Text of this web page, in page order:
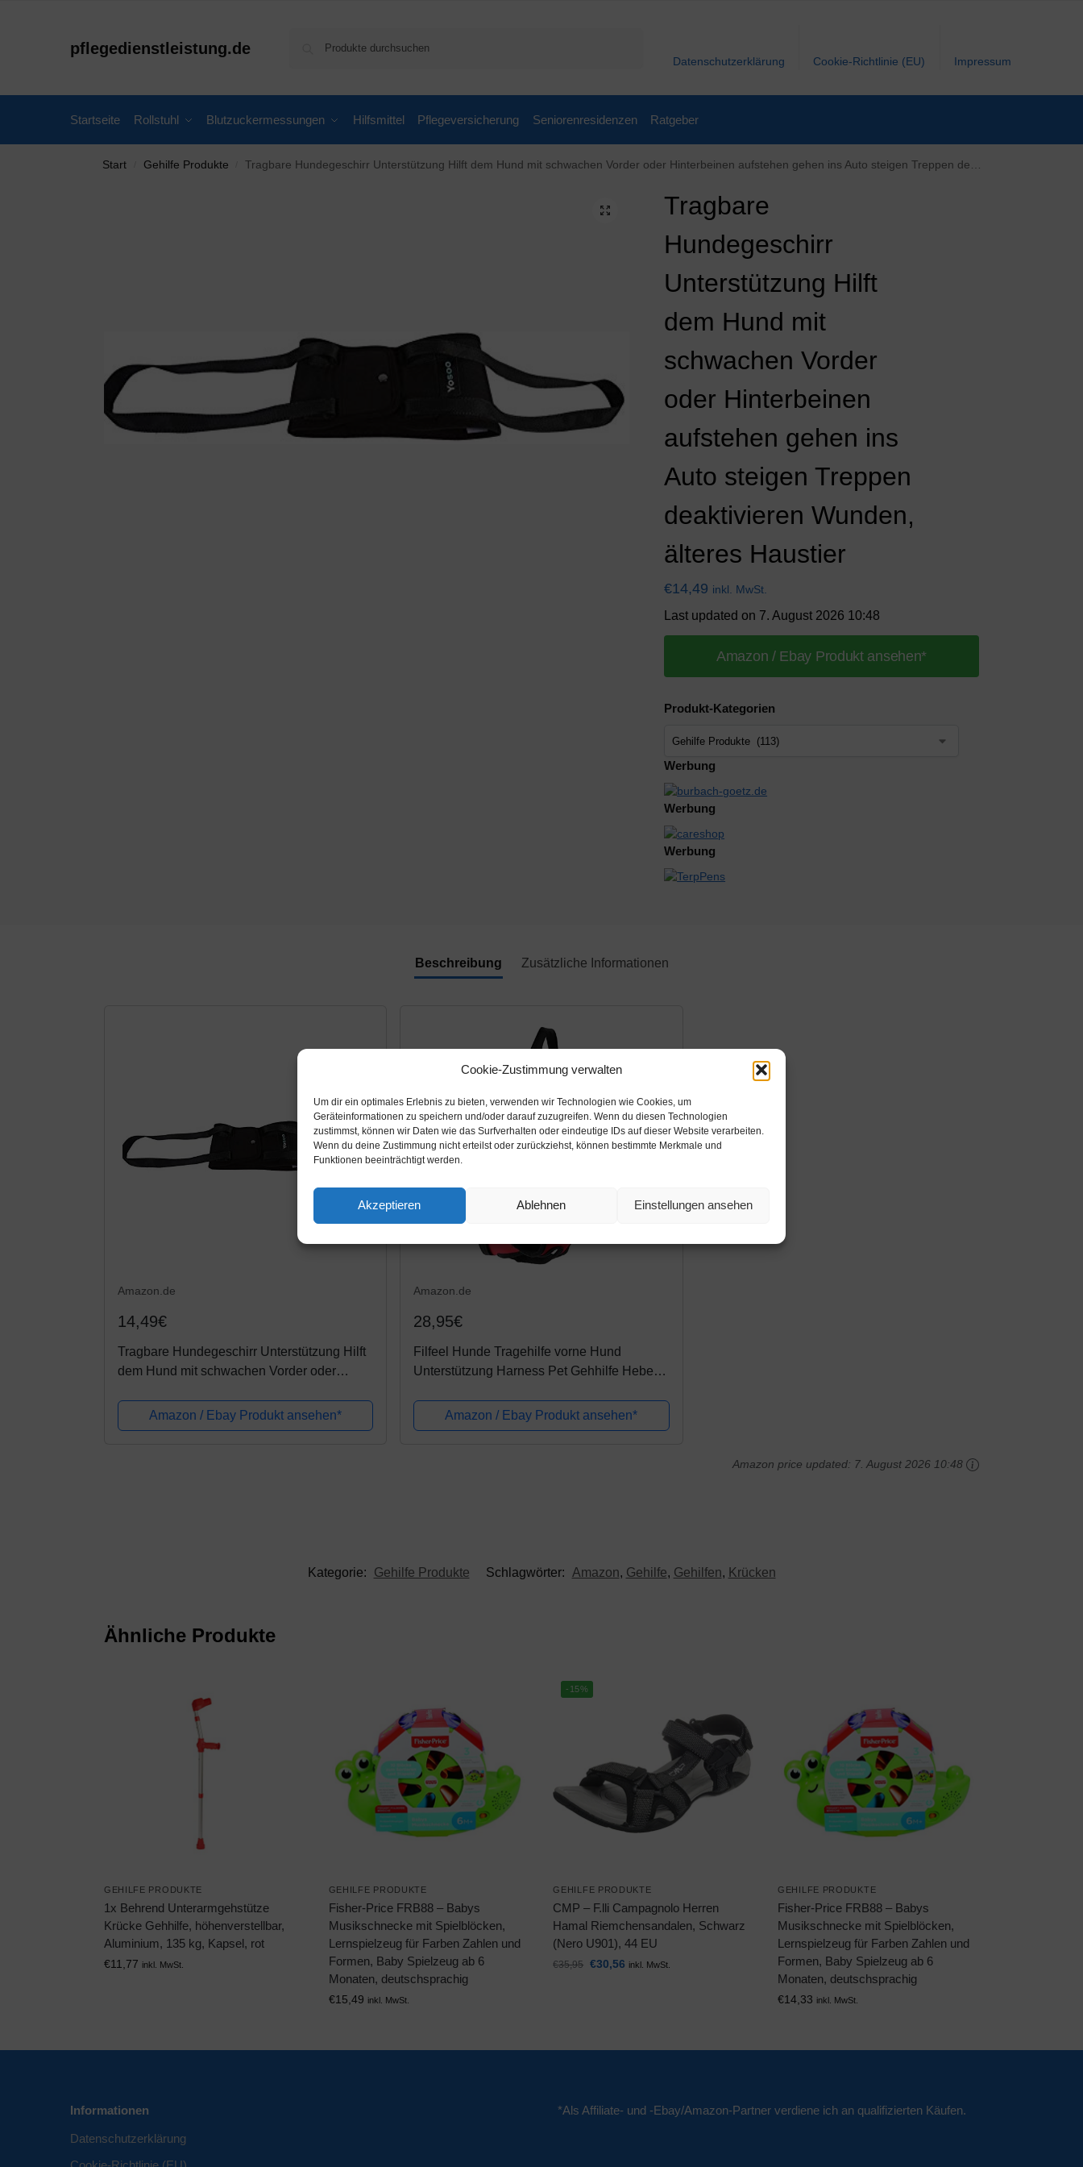
Cookie-Zustimmung verwalten
Um dir ein optimales Erlebnis zu bieten, verwenden wir Technologien wie Cookies, um
Geräteinformationen zu speichern und/oder darauf zuzugreifen. Wenn du diesen Technologien
zustimmst, können wir Daten wie das Surfverhalten oder eindeutige IDs auf dieser Website verarbeiten.
Wenn du deine Zustimmung nicht erteilst oder zurückziehst, können bestimmte Merkmale und
Funktionen beeinträchtigt werden.
Akzeptieren Ablehnen Einstellungen ansehen
pflegedienstleistung.de
Datenschutzerklärung Cookie-Richtlinie (EU) Impressum
Startseite Rollstuhl Blutzuckermessungen Hilfsmittel Pflegeversicherung Seniorenresidenzen Ratgeber
Start Gehilfe Produkte Tragbare Hundegeschirr Unterstützung Hilft dem Hund mit schwachen Vorder oder Hinterbeinen aufstehen gehen ins Auto steigen Treppen deaktivieren Wunden, älteres Haustier
Tragbare
Hundegeschirr
Unterstützung Hilft
dem Hund mit
schwachen Vorder
oder Hinterbeinen
aufstehen gehen ins
Auto steigen Treppen
deaktivieren Wunden,
älteres Haustier
€14,49 inkl. MwSt.
Last updated on 7. August 2026 10:48
Amazon / Ebay Produkt ansehen*
Produkt-Kategorien
Werbung
Werbung
Werbung
Beschreibung Zusätzliche Informationen
Amazon.de
14,49€
Tragbare Hundegeschirr Unterstützung Hilft
dem Hund mit schwachen Vorder oder
steigen Treppen deaktivieren Wunden,...
Amazon / Ebay Produkt ansehen*
Amazon.de
28,95€
Filfeel Hunde Tragehilfe vorne Hund
Unterstützung Harness Pet Gehhilfe Heben
Rehabilitation für Alte & Verletzte Hunde
(Hind...
Amazon / Ebay Produkt ansehen*
Amazon price updated: 7. August 2026 10:48
Kategorie: Gehilfe Produkte Schlagwörter: Amazon, Gehilfe, Gehilfen, Krücken
Ähnliche Produkte
GEHILFE PRODUKTE
1x Behrend Unterarmgehstütze
Krücke Gehhilfe, höhenverstellbar,
Aluminium, 135 kg, Kapsel, rot
€11,77 inkl. MwSt.
GEHILFE PRODUKTE
Fisher-Price FRB88 – Babys
Musikschnecke mit Spielblöcken,
Lernspielzeug für Farben Zahlen und
Formen, Baby Spielzeug ab 6
Monaten, deutschsprachig
€15,49 inkl. MwSt.
-15%
GEHILFE PRODUKTE
CMP – F.lli Campagnolo Herren
Hamal Riemchensandalen, Schwarz
(Nero U901), 44 EU
€35,95 €30,56 inkl. MwSt.
GEHILFE PRODUKTE
Fisher-Price FRB88 – Babys
Musikschnecke mit Spielblöcken,
Lernspielzeug für Farben Zahlen und
Formen, Baby Spielzeug ab 6
Monaten, deutschsprachig
€14,33 inkl. MwSt.
Informationen
Datenschutzerklärung
*Als Affiliate- und -Ebay/Amazon-Partner verdiene ich an qualifizierten Käufen.